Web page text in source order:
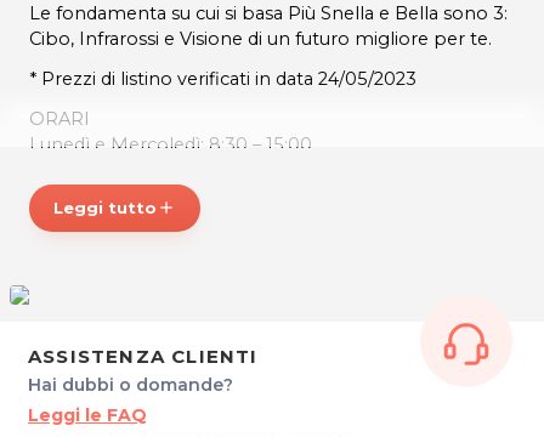
Le fondamenta su cui si basa Più Snella e Bella sono 3:
Cibo, Infrarossi e Visione di un futuro migliore per te.
* Prezzi di listino verificati in data 24/05/2023
ORARI
Lunedì e Mercoledì: 8:30 – 15:00
Venerdì: 8:30 – 14:00
PIÙ SNELLA E BELLA
Per ulteriori informazioni sull'offerta o sulle modalità di
acquisto scrivi a
Leggi tutto add
ASSISTENZA CLIENTI
Hai dubbi o domande?
Leggi le FAQ